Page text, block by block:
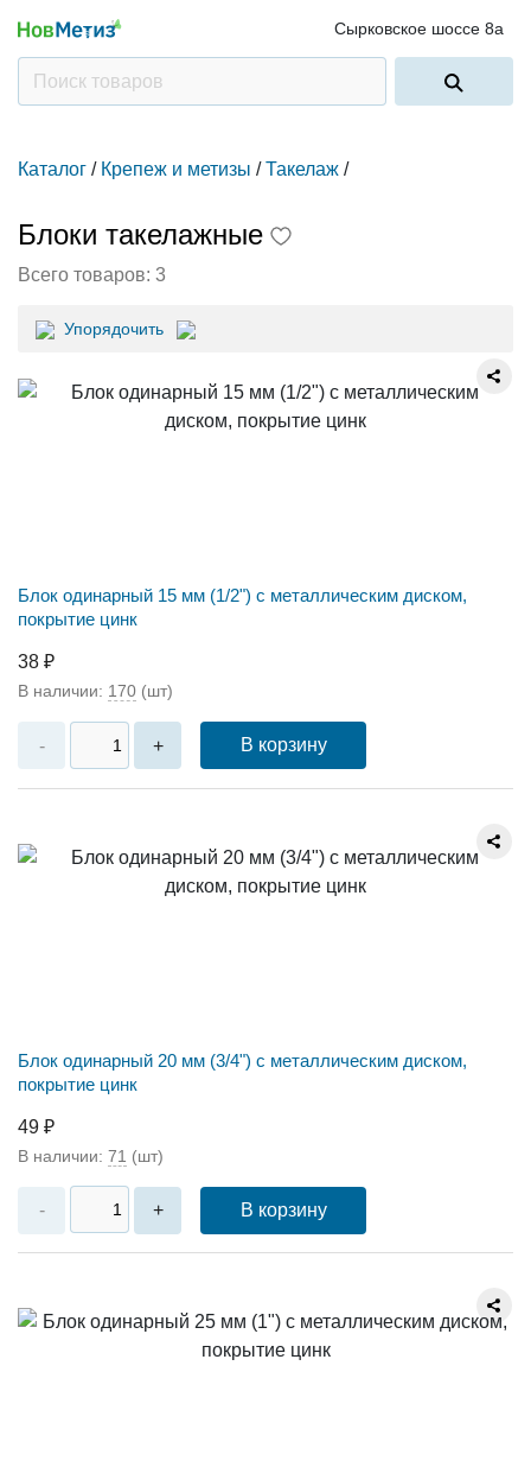
Сырковское шоссе 8а
Каталог / Крепеж и метизы / Такелаж /
Блоки такелажные
Всего товаров: 3
Упорядочить
Блок одинарный 15 мм (1/2") с металлическим диском,
покрытие цинк
38 ₽
В наличии: 170 (шт)
- + В корзину
Блок одинарный 20 мм (3/4") с металлическим диском,
покрытие цинк
49 ₽
В наличии: 71 (шт)
- + В корзину